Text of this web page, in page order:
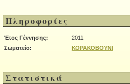
Πληροφορίες
Έτος Γέννησης:
2011
Σωματείο:
ΚΟΡΑΚΟΒΟΥΝΙ
Στατιστικά